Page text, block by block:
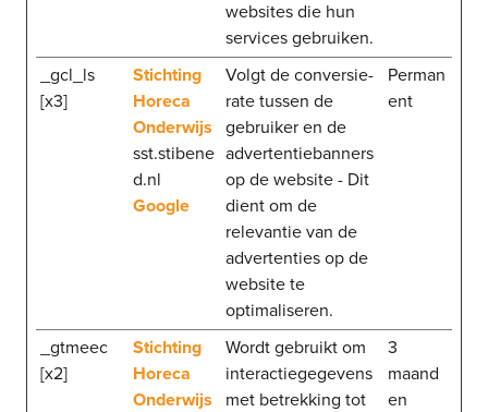
websites die hun
services gebruiken.
_gcl_ls
[x3]
Stichting
Horeca
Onderwijs
sst.stibene
d.nl
Google
Volgt de conversie-
rate tussen de
gebruiker en de
advertentiebanners
op de website - Dit
dient om de
relevantie van de
advertenties op de
website te
optimaliseren.
Perman
ent
_gtmeec
[x2]
Stichting
Horeca
Onderwijs
Wordt gebruikt om
interactiegegevens
met betrekking tot
3
maand
en